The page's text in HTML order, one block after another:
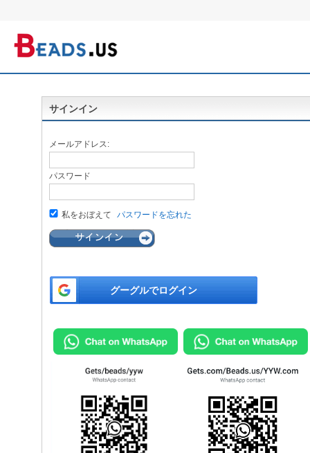
サインイン
メールアドレス:
パスワード
私をおぼえて パスワードを忘れた
グーグルでログイン